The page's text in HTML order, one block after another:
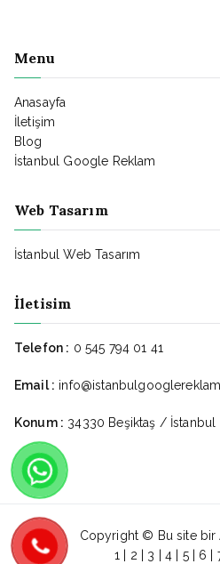
Menu
Anasayfa
İletişim
Blog
İstanbul Google Reklam
Web Tasarım
İstanbul Web Tasarım
İletisim
Telefon : 0 545 794 01 41
Email :
Konum : 34330 Beşiktaş / İstanbul
Copyright © Bu site bir
1
2| 3 4 5| 6